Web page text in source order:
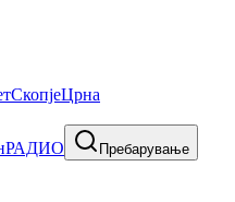
СкопјеЦрна
РАДИО Пребарување